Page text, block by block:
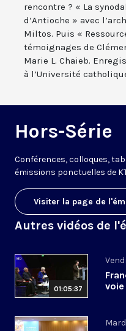
rencontre ? « La
d’Antioche » avec
Miltos. Puis «
témoignages de
Marie L. Chaieb.
à l’Université
Hors-Série
Conférences, colloques,
émissions ponctuelles de
Visiter la page de
Autres vidéos de
01:05:37